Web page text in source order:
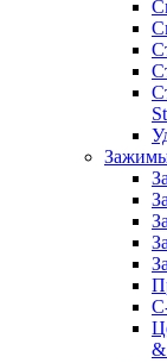
&